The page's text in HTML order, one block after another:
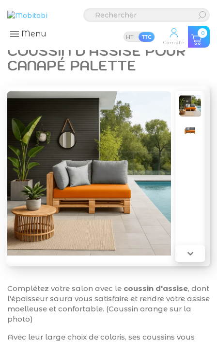
Menu HT TTC
Compte
0
COUSSIN D'ASSISE POUR
CANAPÉ PALETTE

Complétez votre salon avec le coussin d'assise, dont
l'épaisseur saura vous satisfaire et rendre votre assise
moelleuse et confortable. (Coussin orange sur la
photo)
Avec leur large choix de coloris, ses coussins vous